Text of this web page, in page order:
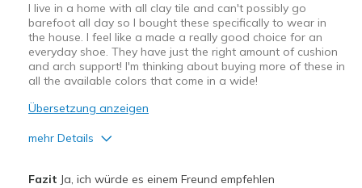
I live in a home with all clay tile and can't possibly go
barefoot all day so I bought these specifically to wear in
the house. I feel like a made a really good choice for an
everyday shoe. They have just the right amount of cushion
and arch support! I'm thinking about buying more of these in
all the available colors that come in a wide!
Übersetzung anzeigen
mehr Details
Fazit Ja, ich würde es einem Freund empfehlen